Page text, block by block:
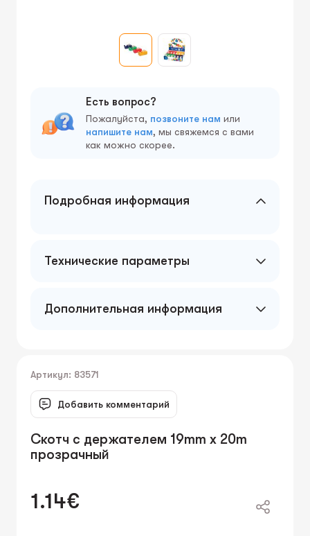
Есть вопрос?
Пожалуйста, позвоните нам или
напишите нам, мы свяжемся с вами
как можно скорее.
Подробная информация
Технические параметры
Дополнительная информация
Артикул: 83571
Добавить комментарий
Скотч с держателем 19mm x 20m
прозрачный
1.14€